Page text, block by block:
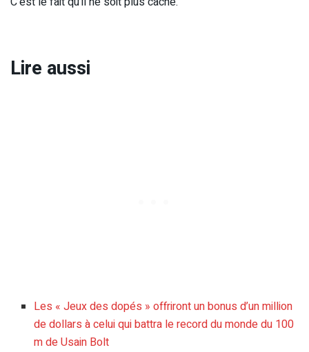
Lire aussi
Les « Jeux des dopés » offriront un bonus d’un million
de dollars à celui qui battra le record du monde du 100
m de Usain Bolt